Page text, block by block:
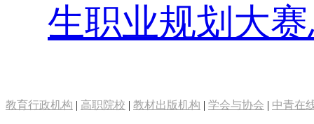
生职业规划大
教育行政机构 | 高职院校 | 教材出版机构 | 学会与协会 | 中青在